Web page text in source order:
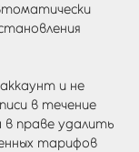
и не
в течение
праве удалить
тарифов